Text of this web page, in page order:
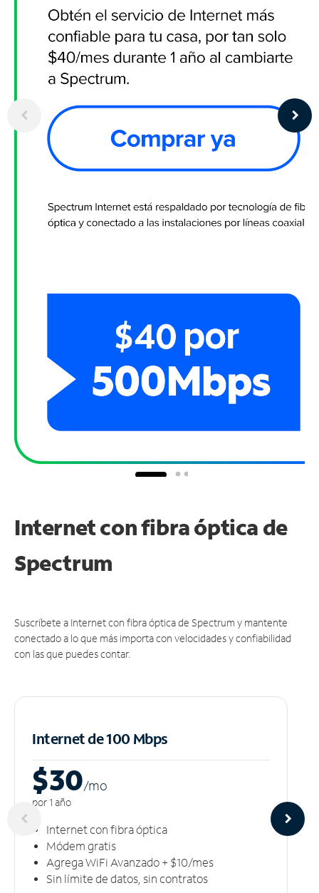
Internet con fibra óptica de
Spectrum
Suscríbete a Internet con fibra óptica de Spectrum y mantente
conectado a lo que más importa con velocidades y confiabilidad
con las que puedes contar.
Internet de 100 Mbps
$30/mo
por 1 año
Internet con fibra óptica
Módem gratis
Agrega WiFi Avanzado + $10/mes
Sin límite de datos, sin contratos